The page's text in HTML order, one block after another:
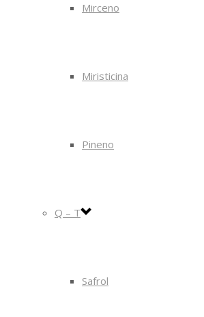
Mirceno
Miristicina
Pineno
Q – T
Safrol